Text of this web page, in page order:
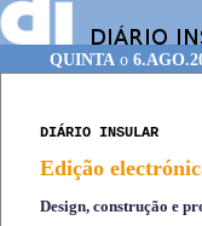
QUINTAo
DIÁRIO INSULAR
Edição
Design, construção e